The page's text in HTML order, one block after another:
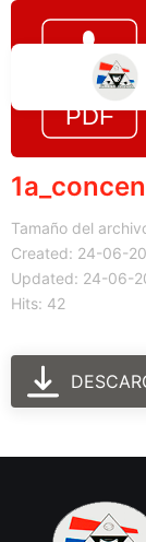
Tamaño del
Created: 24-06-
Updated: 24-06-
Hits: 42